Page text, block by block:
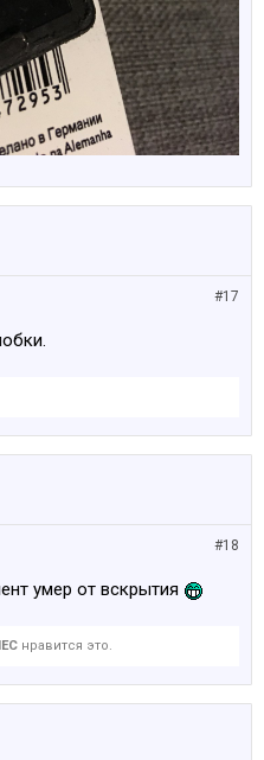
#17
#18
умер от вскрытия
нравится это.